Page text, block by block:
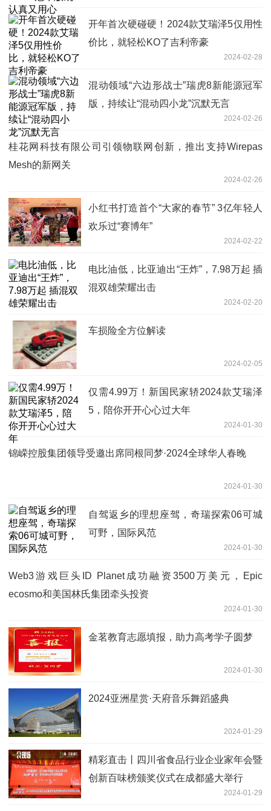
开年首次硬碰硬！2024款艾瑞泽5仅用性
价比，就轻松KO了吉利帝豪
2024-02-28
混动领域“六边形战士”瑞虎8新能源冠军
版，持续让“混动四小龙”沉默无言
2024-02-26
桂花网科技有限公司引领物联网创新，推出支持Wirepas
Mesh的新网关
2024-02-26
小红书打造首个“大家的春节” 3亿年轻人
欢乐过“赛博年”
2024-02-22
电比油低，比亚迪出“王炸”，7.98万起 插
混双雄荣耀出击
2024-02-20
车损险全方位解读
2024-02-05
仅需4.99万！新国民家轿2024款艾瑞泽
5，陪你开开心心过大年
2024-01-30
锦嵘控股集团领导受邀出席同根同梦·2024全球华人春晚
2024-01-30
自驾返乡的理想座驾，奇瑞探索06可城
可野，国际风范
2024-01-30
Web3游戏巨头ID Planet成功融资3500万美元，Epic
ecosmo和美国林氏集团牵头投资
2024-01-30
金茗教育志愿填报，助力高考学子圆梦
2024-01-30
2024亚洲星赏·天府音乐舞蹈盛典
2024-01-29
精彩直击丨四川省食品行业企业家年会暨
创新百味榜颁奖仪式在成都盛大举行
2024-01-29